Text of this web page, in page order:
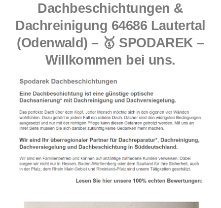
Dachbeschichtungen &
Dachreinigung 64686 Lautertal
(Odenwald) – 🥇 SPODAREK –
Willkommen bei uns.